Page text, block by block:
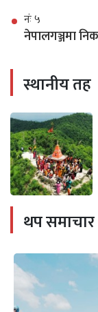
नंः ५
नेपालगञ्जमा
स्थानीय तह
थप समाचार